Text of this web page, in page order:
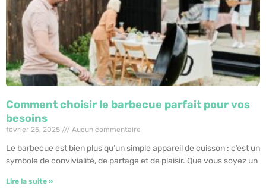
Comment choisir le barbecue parfait pour vos
besoins
février 25, 2025 Aucun commentaire
Le barbecue est bien plus qu’un simple appareil de cuisson : c’est un
symbole de convivialité, de partage et de plaisir. Que vous soyez un
Lire la suite »